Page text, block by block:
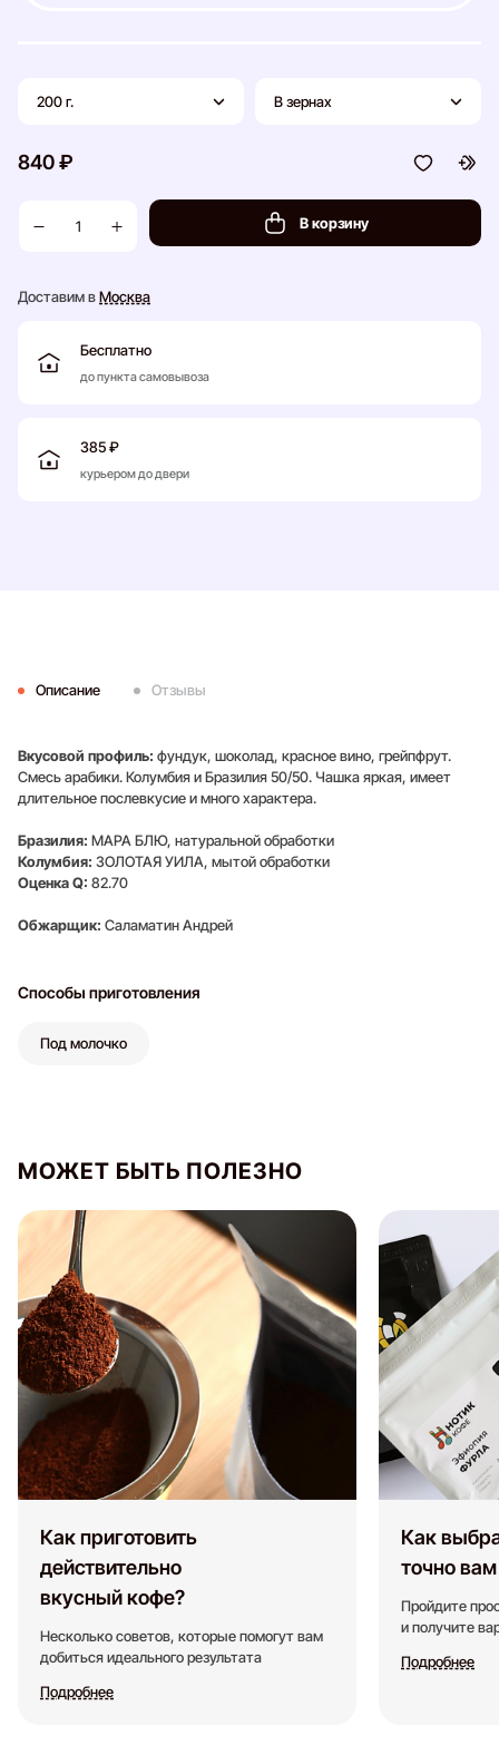
200 г. В зернах
840 ₽
В корзину
Доставим вМосква
Бесплатно
до пункта самовывоза
385 ₽
курьером до двери
Описание Отзывы
Вкусовой профиль: фундук, шоколад, красное вино, грейпфрут.
Смесь арабики. Колумбия и Бразилия 50/50. Чашка яркая, имеет
длительное послевкусие и много характера.
Бразилия: МАРА БЛЮ, натуральной обработки
Колумбия: ЗОЛОТАЯ УИЛА, мытой обработки
Оценка Q: 82.70
Обжарщик: Саламатин Андрей
Способы приготовления
Под молочко
Для того, чтобы оставить отзыв,войдите или
зарегистрируйтесь
МОЖЕТ БЫТЬ ПОЛЕЗНО
Как приготовить
действительно
вкусный кофе?
Несколько советов, которые помогут вам
добиться идеального результата
Подробнее
Как
точно
Пройдите
и получите
Подробнее